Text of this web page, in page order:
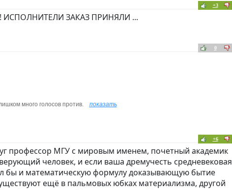
+3
ИСПОЛНИТЕЛИ ЗАКАЗ ПРИНЯЛИ ...
0
много голосов против. показать
+6
профессор МГУ с мировым именем, почетный академик
человек, и если ваша дремучесть средневековая
бы и математическую формулу доказывающую бытие
ещё в пальмовых юбках материализма, другой